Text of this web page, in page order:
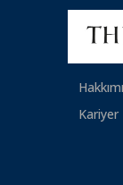
Kariyer